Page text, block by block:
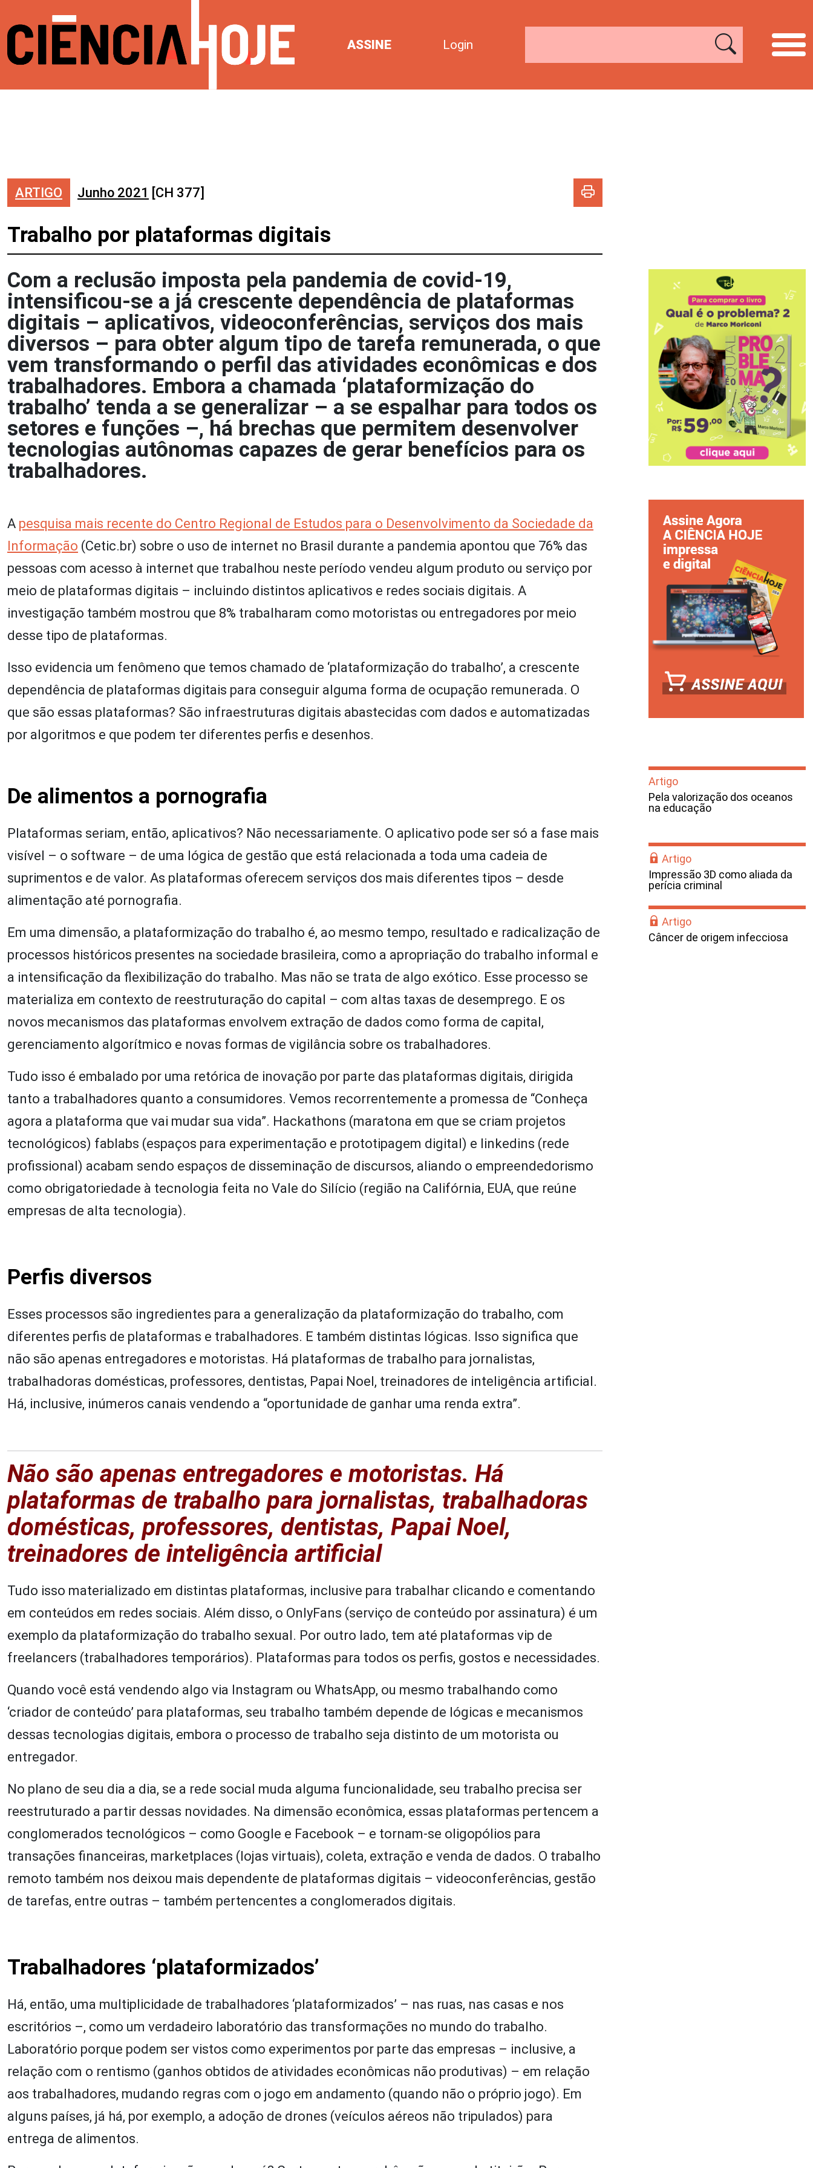
ASSINE Login
ARTIGO Junho 2021 [CH 377]
Trabalho por plataformas digitais
Com a reclusão imposta pela pandemia de covid-19,
intensificou-se a já crescente dependência de plataformas
digitais – aplicativos, videoconferências, serviços dos mais
diversos – para obter algum tipo de tarefa remunerada, o que
vem transformando o perfil das atividades econômicas e dos
trabalhadores. Embora a chamada ‘plataformização do
trabalho’ tenda a se generalizar – a se espalhar para todos os
setores e funções –, há brechas que permitem desenvolver
tecnologias autônomas capazes de gerar benefícios para os
trabalhadores.
A pesquisa mais recente do Centro Regional de Estudos para o Desenvolvimento da Sociedade da
Informação (Cetic.br) sobre o uso de internet no Brasil durante a pandemia apontou que 76% das
pessoas com acesso à internet que trabalhou neste período vendeu algum produto ou serviço por
meio de plataformas digitais – incluindo distintos aplicativos e redes sociais digitais. A
investigação também mostrou que 8% trabalharam como motoristas ou entregadores por meio
desse tipo de plataformas.
Isso evidencia um fenômeno que temos chamado de ‘plataformização do trabalho’, a crescente
dependência de plataformas digitais para conseguir alguma forma de ocupação remunerada. O
que são essas plataformas? São infraestruturas digitais abastecidas com dados e automatizadas
por algoritmos e que podem ter diferentes perfis e desenhos.
De alimentos a pornografia
Plataformas seriam, então, aplicativos? Não necessariamente. O aplicativo pode ser só a fase mais
visível – o software – de uma lógica de gestão que está relacionada a toda uma cadeia de
suprimentos e de valor. As plataformas oferecem serviços dos mais diferentes tipos – desde
alimentação até pornografia.
Em uma dimensão, a plataformização do trabalho é, ao mesmo tempo, resultado e radicalização de
processos históricos presentes na sociedade brasileira, como a apropriação do trabalho informal e
a intensificação da flexibilização do trabalho. Mas não se trata de algo exótico. Esse processo se
materializa em contexto de reestruturação do capital – com altas taxas de desemprego. E os
novos mecanismos das plataformas envolvem extração de dados como forma de capital,
gerenciamento algorítmico e novas formas de vigilância sobre os trabalhadores.
Tudo isso é embalado por uma retórica de inovação por parte das plataformas digitais, dirigida
tanto a trabalhadores quanto a consumidores. Vemos recorrentemente a promessa de “Conheça
agora a plataforma que vai mudar sua vida”. Hackathons (maratona em que se criam projetos
tecnológicos) fablabs (espaços para experimentação e prototipagem digital) e linkedins (rede
profissional) acabam sendo espaços de disseminação de discursos, aliando o empreendedorismo
como obrigatoriedade à tecnologia feita no Vale do Silício (região na Califórnia, EUA, que reúne
empresas de alta tecnologia).
Perfis diversos
Esses processos são ingredientes para a generalização da plataformização do trabalho, com
diferentes perfis de plataformas e trabalhadores. E também distintas lógicas. Isso significa que
não são apenas entregadores e motoristas. Há plataformas de trabalho para jornalistas,
trabalhadoras domésticas, professores, dentistas, Papai Noel, treinadores de inteligência artificial.
Há, inclusive, inúmeros canais vendendo a “oportunidade de ganhar uma renda extra”.
Não são apenas entregadores e motoristas. Há
plataformas de trabalho para jornalistas, trabalhadoras
domésticas, professores, dentistas, Papai Noel,
treinadores de inteligência artificial
Tudo isso materializado em distintas plataformas, inclusive para trabalhar clicando e comentando
em conteúdos em redes sociais. Além disso, o OnlyFans (serviço de conteúdo por assinatura) é um
exemplo da plataformização do trabalho sexual. Por outro lado, tem até plataformas vip de
freelancers (trabalhadores temporários). Plataformas para todos os perfis, gostos e necessidades.
Quando você está vendendo algo via Instagram ou WhatsApp, ou mesmo trabalhando como
‘criador de conteúdo’ para plataformas, seu trabalho também depende de lógicas e mecanismos
dessas tecnologias digitais, embora o processo de trabalho seja distinto de um motorista ou
entregador.
No plano de seu dia a dia, se a rede social muda alguma funcionalidade, seu trabalho precisa ser
reestruturado a partir dessas novidades. Na dimensão econômica, essas plataformas pertencem a
conglomerados tecnológicos – como Google e Facebook – e tornam-se oligopólios para
transações financeiras, marketplaces (lojas virtuais), coleta, extração e venda de dados. O trabalho
remoto também nos deixou mais dependente de plataformas digitais – videoconferências, gestão
de tarefas, entre outras – também pertencentes a conglomerados digitais.
Trabalhadores ‘plataformizados’
Há, então, uma multiplicidade de trabalhadores ‘plataformizados’ – nas ruas, nas casas e nos
escritórios –, como um verdadeiro laboratório das transformações no mundo do trabalho.
Laboratório porque podem ser vistos como experimentos por parte das empresas – inclusive, a
relação com o rentismo (ganhos obtidos de atividades econômicas não produtivas) – em relação
aos trabalhadores, mudando regras com o jogo em andamento (quando não o próprio jogo). Em
alguns países, já há, por exemplo, a adoção de drones (veículos aéreos não tripulados) para
entrega de alimentos.
Artigo
Pela valorização dos oceanos
na educação
Artigo
Impressão 3D como aliada da
perícia criminal
Artigo
Câncer de origem infecciosa